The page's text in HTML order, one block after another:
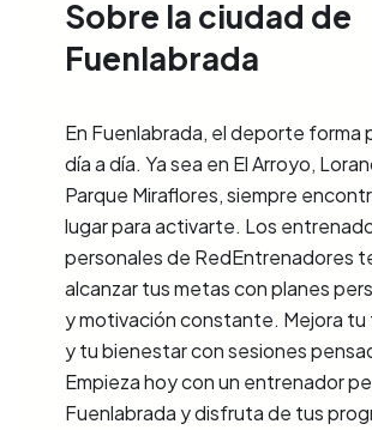
Sobre la ciudad de
Fuenlabrada
En Fuenlabrada, el deporte forma
día a día. Ya sea en El Arroyo,
Parque Miraflores, siempre
lugar para activarte. Los
personales de RedEntrenadores
alcanzar tus metas con planes
y motivación constante. Mejora tu
y tu bienestar con sesiones
Empieza hoy con un entrenador
Fuenlabrada y disfruta de tus